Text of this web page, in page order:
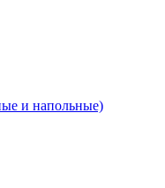
и напольные)